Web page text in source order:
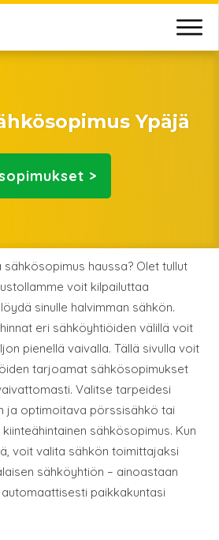
Ypäjä
>
haussa? Olet tullut
voit kilpailuttaa
sinulle halvimman sähkön.
eri sähköyhtiöiden välillä voit
pienellä vaivalla. Tällä sivulla voit
tarjoamat sähkösopimukset
Valitse tarpeidesi
ja optimoitava pörssisähkö tai
sähkösopimus. Kun
voit valita sähkön toimittajaksi
sähköyhtiön – ainoastaan
paikkakuntasi